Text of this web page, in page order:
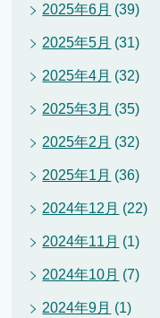
2025年6月 (39)
2025年5月 (31)
2025年4月 (32)
2025年3月 (35)
2025年2月 (32)
2025年1月 (36)
2024年12月 (22)
2024年11月 (1)
2024年10月 (7)
2024年9月 (1)